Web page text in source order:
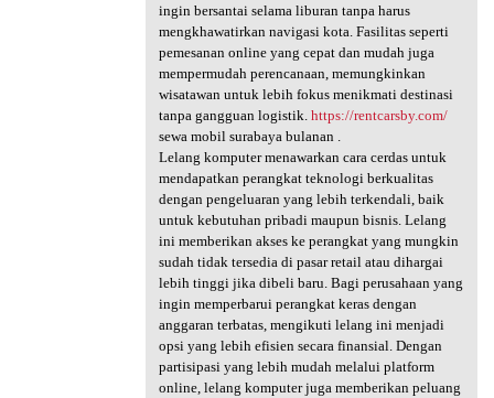
ingin bersantai selama liburan tanpa harus
mengkhawatirkan navigasi kota. Fasilitas seperti
pemesanan online yang cepat dan mudah juga
mempermudah perencanaan, memungkinkan
wisatawan untuk lebih fokus menikmati destinasi
tanpa gangguan logistik. https://rentcarsby.com/
sewa mobil surabaya bulanan .
Lelang komputer menawarkan cara cerdas untuk
mendapatkan perangkat teknologi berkualitas
dengan pengeluaran yang lebih terkendali, baik
untuk kebutuhan pribadi maupun bisnis. Lelang
ini memberikan akses ke perangkat yang mungkin
sudah tidak tersedia di pasar retail atau dihargai
lebih tinggi jika dibeli baru. Bagi perusahaan yang
ingin memperbarui perangkat keras dengan
anggaran terbatas, mengikuti lelang ini menjadi
opsi yang lebih efisien secara finansial. Dengan
partisipasi yang lebih mudah melalui platform
online, lelang komputer juga memberikan peluang